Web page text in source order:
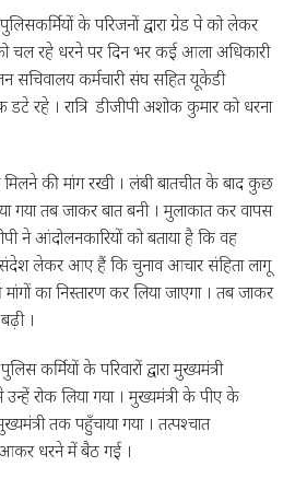
के परिजनों द्वारा ग्रेड पे को लेकर
चल रहे धरने पर दिन भर कई आला अधिकारी
सचिवालय कर्मचारी संघ सहित यूकेडी
रहे । रात्रि डीजीपी अशोक कुमार को धरना
मिलने की मांग रखी । लंबी बातचीत के बाद कुछ
गया तब जाकर बात बनी । मुलाकात कर वापस
ने आंदोलनकारियों को बताया है कि वह
संदेश लेकर आए हैं कि चुनाव आचार संहिता लागू
का निस्तारण कर लिया जाएगा । तब जाकर
।
कर्मियों के परिवारों द्वारा मुख्यमंत्री
उन्हें रोक लिया गया । मुख्यमंत्री के पीए के
तक पहुँचाया गया । तत्पश्चात
आकर धरने में बैठ गई ।